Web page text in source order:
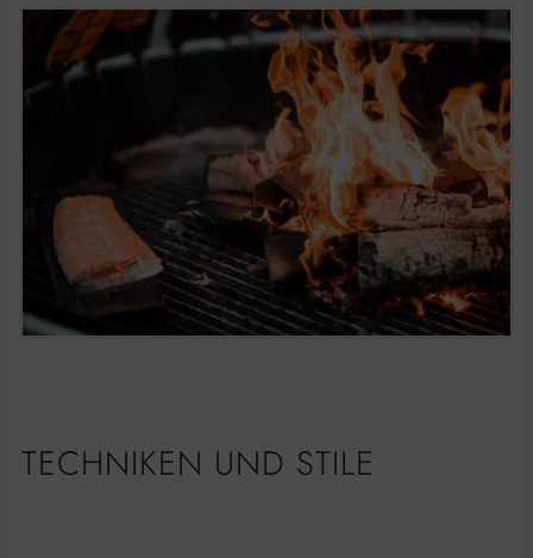
TECHNIKEN UND STILE